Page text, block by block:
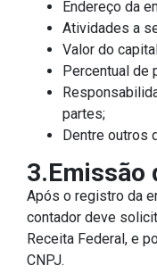
Endereço da
Atividades a
Valor do
Percentual de
partes;
Dentre outros
3.Emissão
Após o registro da
contador deve
Receita Federal, e
CNPJ.